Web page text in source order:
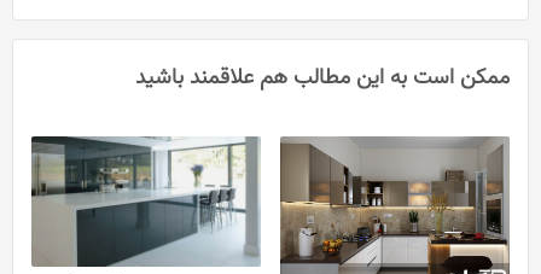
ممکن است به این مطالب هم علاقمند باشید